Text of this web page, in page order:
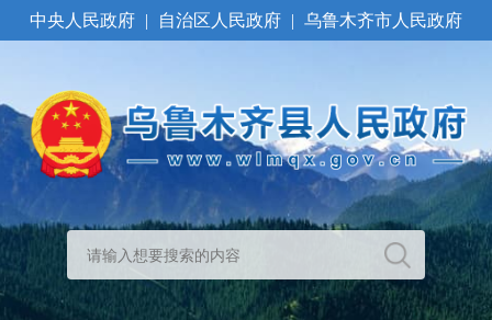
中央人民政府 | 自治区人民政府 | 乌鲁木齐市人民政府